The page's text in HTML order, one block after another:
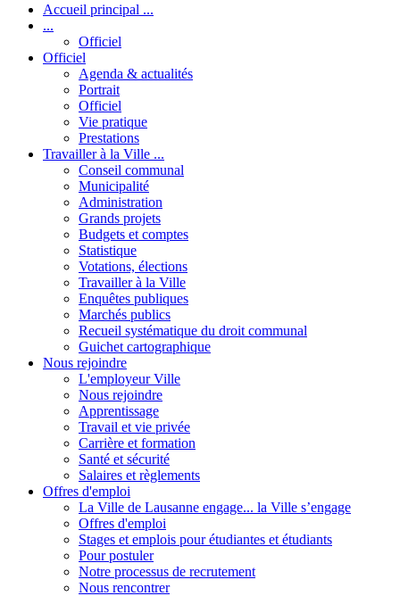
Accueil principal ...
...
Officiel
Officiel
Agenda & actualités
Portrait
Officiel
Vie pratique
Prestations
Travailler à la Ville ...
Conseil communal
Municipalité
Administration
Grands projets
Budgets et comptes
Statistique
Votations, élections
Travailler à la Ville
Enquêtes publiques
Marchés publics
Recueil systématique du droit communal
Guichet cartographique
Nous rejoindre
L'employeur Ville
Nous rejoindre
Apprentissage
Travail et vie privée
Carrière et formation
Santé et sécurité
Salaires et règlements
Offres d'emploi
La Ville de Lausanne engage... la Ville s’engage
Offres d'emploi
Stages et emplois pour étudiantes et étudiants
Pour postuler
Notre processus de recrutement
Nous rencontrer